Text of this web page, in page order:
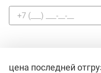
цена последней